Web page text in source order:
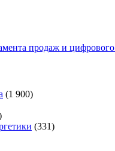
продаж и
(1 900)
(331)